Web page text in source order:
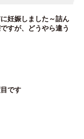
妊娠しました～詰ん
すが、どうやら違う
です